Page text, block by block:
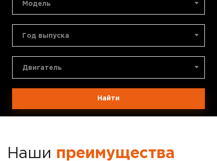
Модель
Год выпуска
Двигатель
Найти
Наши преимущества